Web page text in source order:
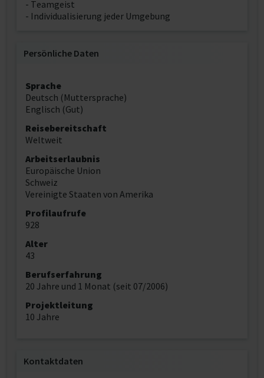
- Teamgeist
- Individualisierung jeder Umgebung
Persönliche Daten
Sprache
Deutsch (Muttersprache)
Englisch (Gut)
Reisebereitschaft
Weltweit
Arbeitserlaubnis
Europäische Union
Schweiz
Vereinigte Staaten von Amerika
Profilaufrufe
928
Alter
43
Berufserfahrung
20 Jahre und 1 Monat (seit 07/2006)
Projektleitung
10 Jahre
Kontaktdaten